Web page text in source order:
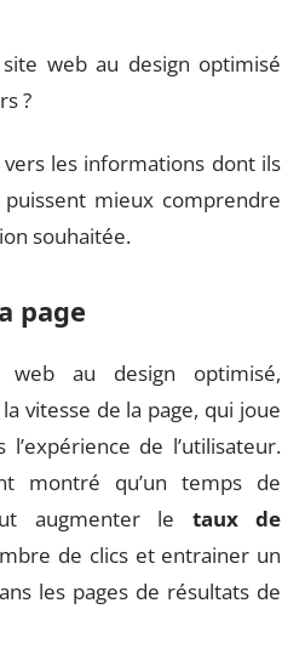
les informations dont ils
mieux comprendre
souhaitée.
page
au design optimisé,
vitesse de la page, qui joue
de l’utilisateur.
montré qu’un temps de
augmenter le taux de
de clics et entrainer un
les pages de résultats de